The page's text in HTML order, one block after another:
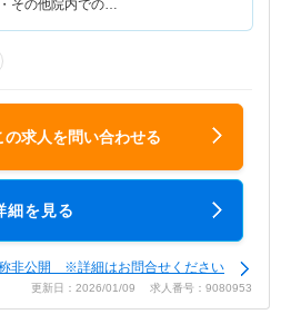
その他院内での…
の求人を問い合わせる
細を見る
非公開 ※詳細はお問合せください
更新日：2026/01/09 求人番号：9080953